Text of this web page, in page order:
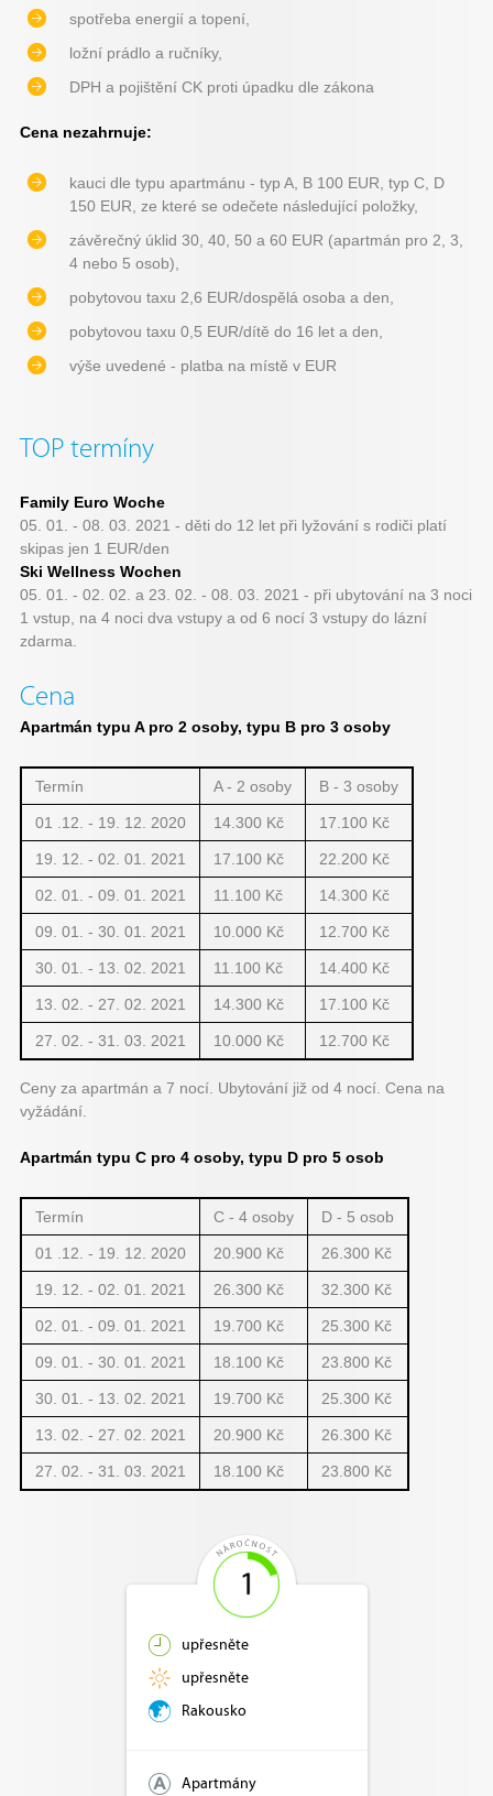
spotřeba energií a topení,
ložní prádlo a ručníky,
DPH a pojištění CK proti úpadku dle zákona
Cena nezahrnuje:
kauci dle typu apartmánu - typ A, B 100 EUR, typ C, D
150 EUR, ze které se odečete následující položky,
závěrečný úklid 30, 40, 50 a 60 EUR (apartmán pro 2, 3,
4 nebo 5 osob),
pobytovou taxu 2,6 EUR/dospělá osoba a den,
pobytovou taxu 0,5 EUR/dítě do 16 let a den,
výše uvedené - platba na místě v EUR
TOP termíny
Family Euro Woche
05. 01. - 08. 03. 2021 - děti do 12 let při lyžování s rodiči platí
skipas jen 1 EUR/den
Ski Wellness Wochen
05. 01. - 02. 02. a 23. 02. - 08. 03. 2021 - při ubytování na 3 noci
1 vstup, na 4 noci dva vstupy a od 6 nocí 3 vstupy do lázní
zdarma.
Cena
Apartmán typu A pro 2 osoby, typu B pro 3 osoby
Termín A - 2 osoby B - 3 osoby
01 .12. - 19. 12. 2020 14.300 Kč 17.100 Kč
19. 12. - 02. 01. 2021 17.100 Kč 22.200 Kč
02. 01. - 09. 01. 2021 11.100 Kč 14.300 Kč
09. 01. - 30. 01. 2021 10.000 Kč 12.700 Kč
30. 01. - 13. 02. 2021 11.100 Kč 14.400 Kč
13. 02. - 27. 02. 2021 14.300 Kč 17.100 Kč
27. 02. - 31. 03. 2021 10.000 Kč 12.700 Kč
Ceny za apartmán a 7 nocí. Ubytování již od 4 nocí. Cena na
vyžádání.
Apartmán typu C pro 4 osoby, typu D pro 5 osob
Termín C - 4 osoby D - 5 osob
01 .12. - 19. 12. 2020 20.900 Kč 26.300 Kč
19. 12. - 02. 01. 2021 26.300 Kč 32.300 Kč
02. 01. - 09. 01. 2021 19.700 Kč 25.300 Kč
09. 01. - 30. 01. 2021 18.100 Kč 23.800 Kč
30. 01. - 13. 02. 2021 19.700 Kč 25.300 Kč
13. 02. - 27. 02. 2021 20.900 Kč 26.300 Kč
27. 02. - 31. 03. 2021 18.100 Kč 23.800 Kč
upřesněte
upřesněte
Rakousko
Apartmány